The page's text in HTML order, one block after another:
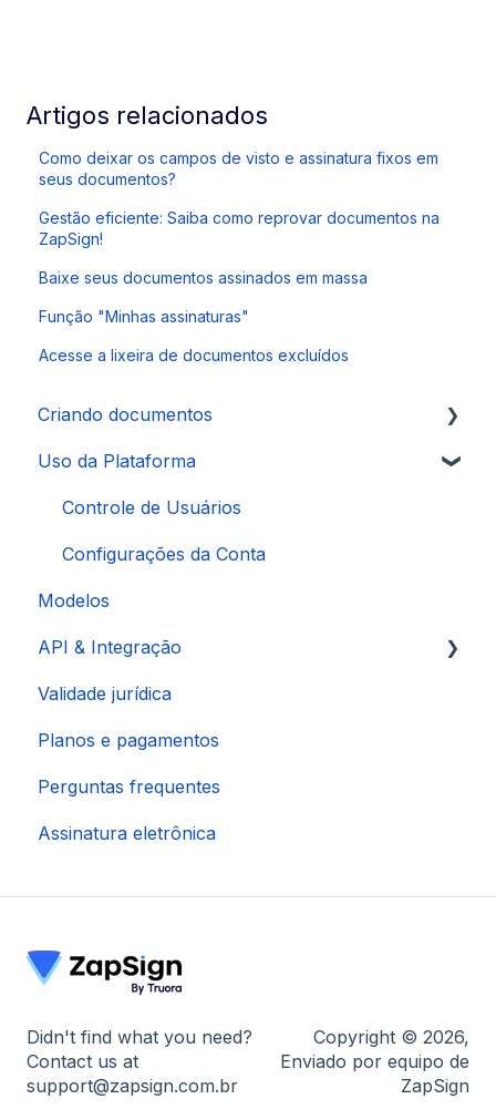
Artigos relacionados
Como deixar os campos de visto e assinatura fixos em
seus documentos?
Gestão eficiente: Saiba como reprovar documentos na
ZapSign!
Baixe seus documentos assinados em massa
Função "Minhas assinaturas"
Acesse a lixeira de documentos excluídos
Criando documentos
Autenticações
Signatários
Uso da Plataforma
Controle de Usuários
Configurações da Conta
Modelos
API & Integração
Integração via Pluga
Integração via Make
Integração HubSpot
Integração via Zapier
Validade jurídica
Planos e pagamentos
Perguntas frequentes
Assinatura eletrônica
Didn't find what you need?
Contact us at
support@zapsign.com.br
Copyright © 2026,
Enviado por equipo de
ZapSign